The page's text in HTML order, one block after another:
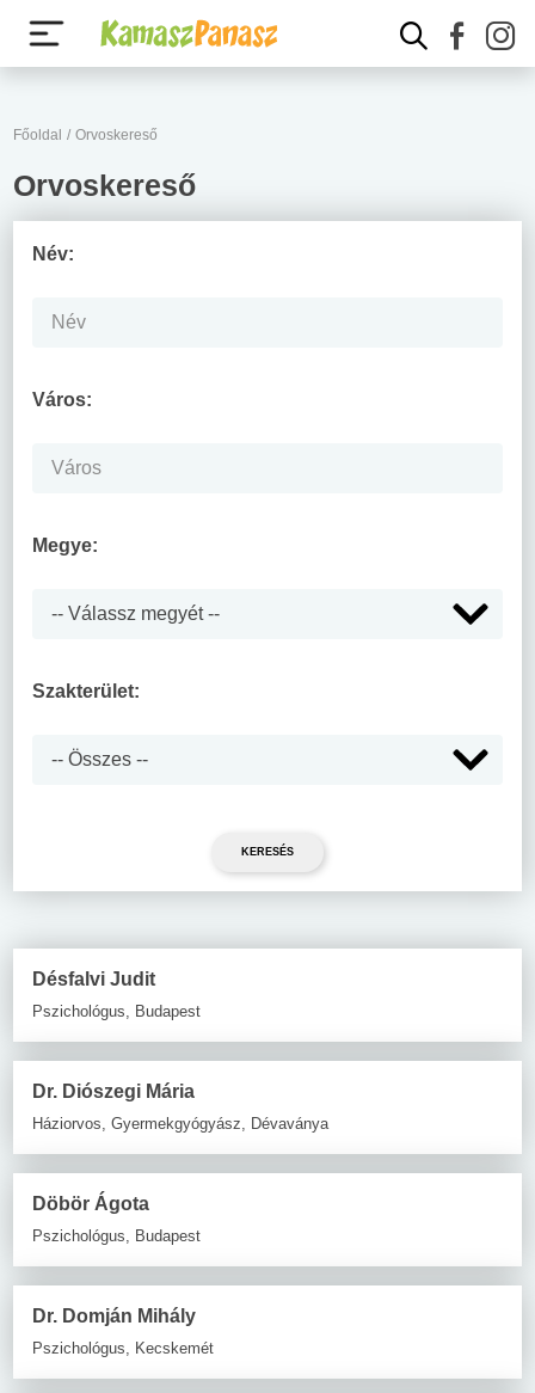
Főoldal / Orvoskereső
Orvoskereső
Név:
Város:
Megye:
Szakterület:
Désfalvi Judit
Pszichológus, Budapest
Dr. Diószegi Mária
Háziorvos, Gyermekgyógyász, Dévaványa
Döbör Ágota
Pszichológus, Budapest
Dr. Domján Mihály
Pszichológus, Kecskemét